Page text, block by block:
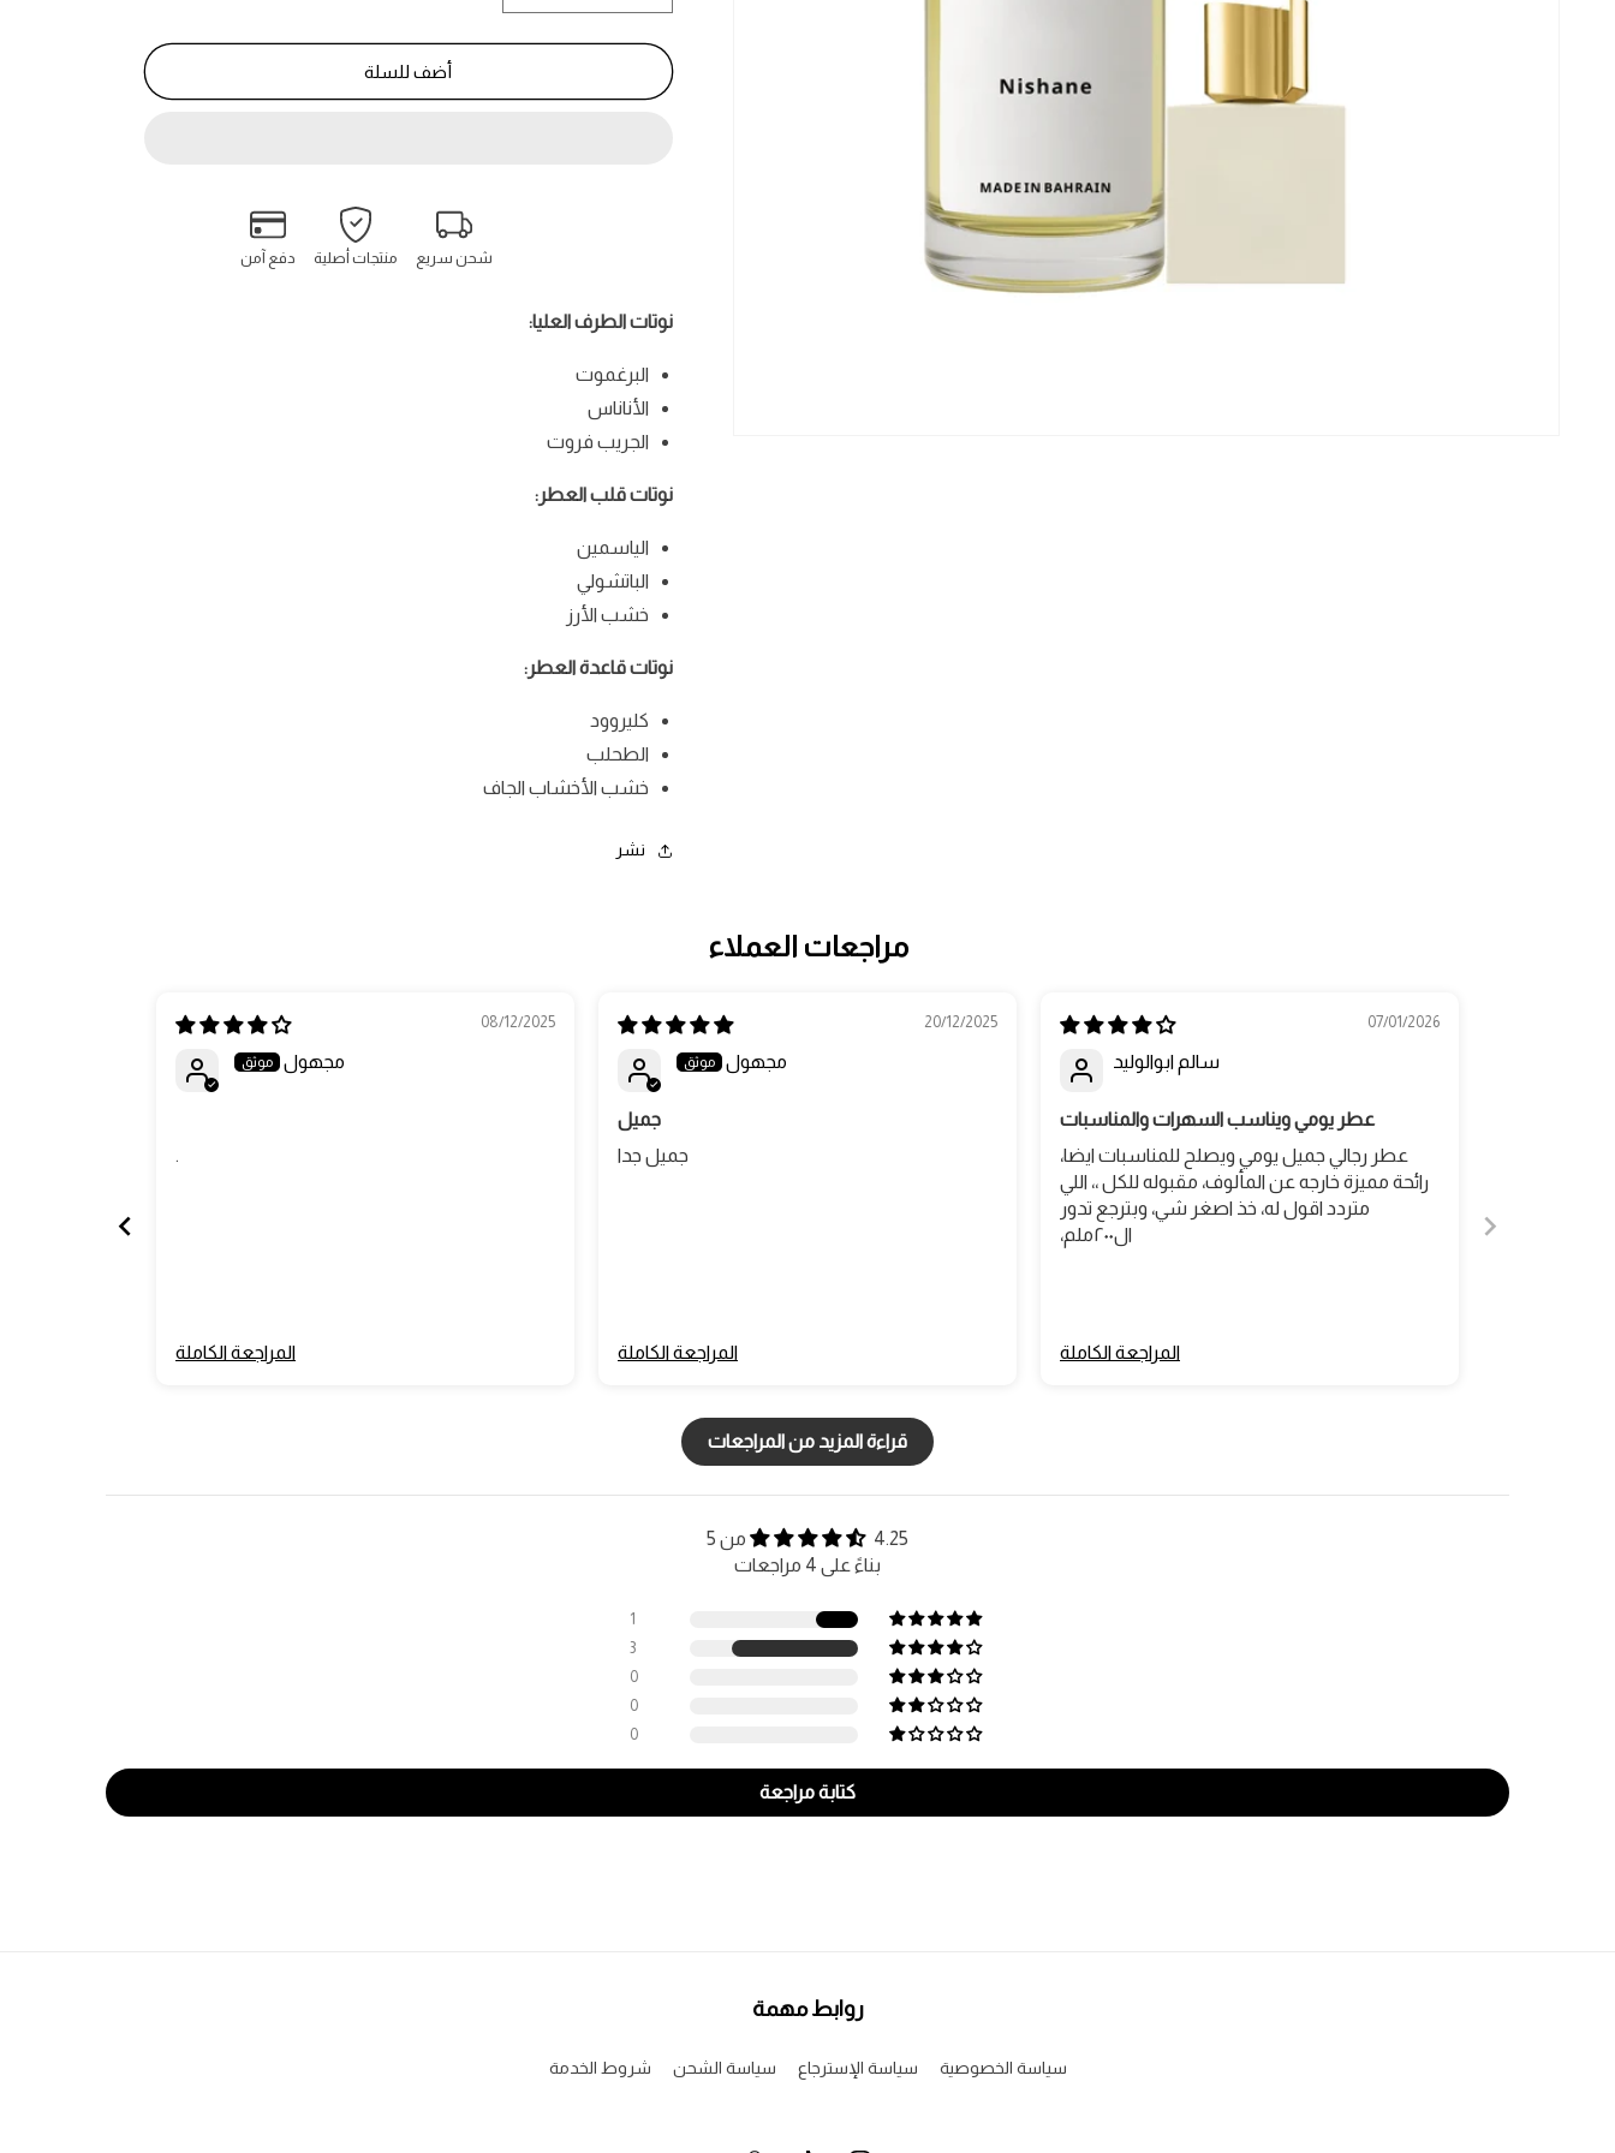
كمية
نيشان
كمية
نيشان
أضف للسلة
شحن سريع منتجات أصلية دفع آمن
نوتات الطرف العليا:
البرغموت
الأناناس
الجريب فروت
نوتات قلب العطر:
الياسمين
الباتشولي
خشب الأرز
نوتات قاعدة العطر:
كليروود
الطحلب
خشب الأخشاب الجاف
نشر
مراجعات العملاء
07/01/2026
سالم ابوالوليد
عطر يومي ويناسب السهرات والمناسبات
عطر رجالي جميل يومي ويصلح للمناسبات ايضا،
رائحة مميزة خارجه عن المألوف، مقبوله للكل ،، اللي
متردد اقول له، خذ اصغر شي، وبترجع تدور
ال٢٠٠ملم،
المراجعة الكاملة
20/12/2025
مجهول
جميل
جميل جدا
المراجعة الكاملة
08/12/2025
مجهول
.
المراجعة الكاملة
قراءة المزيد من المراجعات
4.25 من 5
بناءً على 4 مراجعات
1
3
0
0
0
كتابة مراجعة
روابط مهمة
سياسة الخصوصية سياسة الإسترجاع سياسة الشحن شروط الخدمة